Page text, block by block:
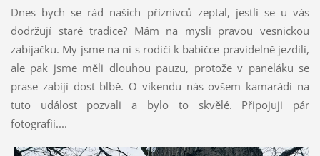
Dnes bych se rád našich příznivců zeptal, jestli se u vás
dodržují staré tradice? Mám na mysli pravou vesnickou
zabijačku. My jsme na ni s rodiči k babičce pravidelně jezdili,
ale pak jsme měli dlouhou pauzu, protože v paneláku se
prase zabíjí dost blbě. O víkendu nás ovšem kamarádi na
tuto událost pozvali a bylo to skvělé. Připojuji pár
fotografií....